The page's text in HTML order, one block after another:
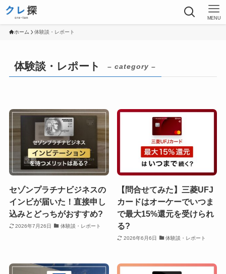
MENU
ホーム 体験談・レポート
体験談・レポート – category –
セゾンプラチナビジネスの
インビが届いた！直接申し
込みとどっちがおすすめ?
2026年7月26日 体験談・レポート
【問合せてみた】三菱UFJ
カードはオーケーでいつま
で最大15%還元を受けられ
る?
2026年6月6日 体験談・レポート